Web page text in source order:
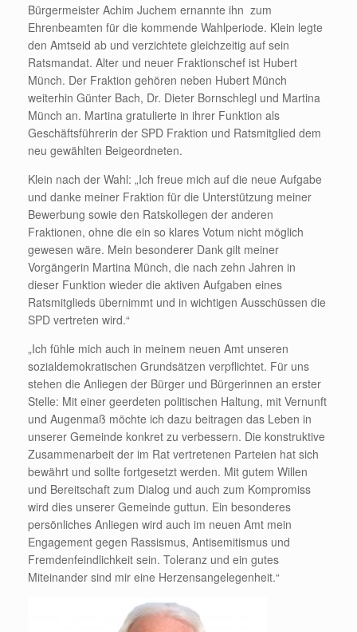
Bürgermeister Achim Juchem ernannte ihn zum
Ehrenbeamten für die kommende Wahlperiode. Klein legte
den Amtseid ab und verzichtete gleichzeitig auf sein
Ratsmandat. Alter und neuer Fraktionschef ist Hubert
Münch. Der Fraktion gehören neben Hubert Münch
weiterhin Günter Bach, Dr. Dieter Bornschlegl und Martina
Münch an. Martina gratulierte in ihrer Funktion als
Geschäftsführerin der SPD Fraktion und Ratsmitglied dem
neu gewählten Beigeordneten.
Klein nach der Wahl: „Ich freue mich auf die neue Aufgabe
und danke meiner Fraktion für die Unterstützung meiner
Bewerbung sowie den Ratskollegen der anderen
Fraktionen, ohne die ein so klares Votum nicht möglich
gewesen wäre. Mein besonderer Dank gilt meiner
Vorgängerin Martina Münch, die nach zehn Jahren in
dieser Funktion wieder die aktiven Aufgaben eines
Ratsmitglieds übernimmt und in wichtigen Ausschüssen die
SPD vertreten wird.“
„Ich fühle mich auch in meinem neuen Amt unseren
sozialdemokratischen Grundsätzen verpflichtet. Für uns
stehen die Anliegen der Bürger und Bürgerinnen an erster
Stelle: Mit einer geerdeten politischen Haltung, mit Vernunft
und Augenmaß möchte ich dazu beitragen das Leben in
unserer Gemeinde konkret zu verbessern. Die konstruktive
Zusammenarbeit der im Rat vertretenen Parteien hat sich
bewährt und sollte fortgesetzt werden. Mit gutem Willen
und Bereitschaft zum Dialog und auch zum Kompromiss
wird dies unserer Gemeinde guttun. Ein besonderes
persönliches Anliegen wird auch im neuen Amt mein
Engagement gegen Rassismus, Antisemitismus und
Fremdenfeindlichkeit sein. Toleranz und ein gutes
Miteinander sind mir eine Herzensangelegenheit.“